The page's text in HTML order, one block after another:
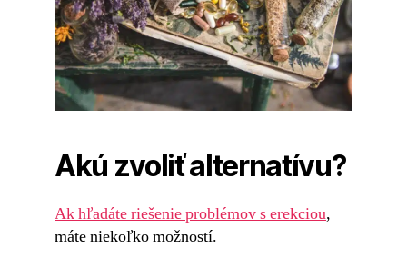
Akú zvoliť alternatívu?
Ak hľadáte riešenie problémov s erekciou,
máte niekoľko možností.